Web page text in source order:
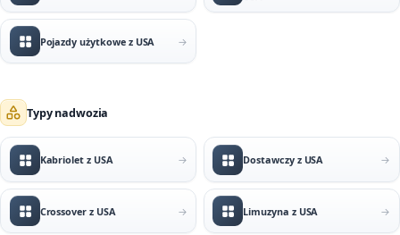
Pojazdy użytkowe z USA
Typy nadwozia
Kabriolet z USA Dostawczy z USA
Crossover z USA Limuzyna z USA